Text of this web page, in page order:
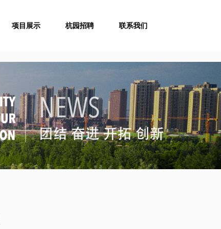
项目展示 杭园招聘 联系我们